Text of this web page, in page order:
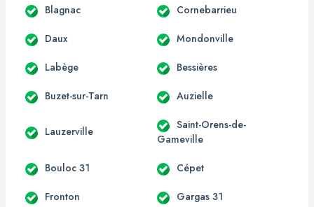
Blagnac Cornebarrieu
Daux Mondonville
Labège Bessières
Buzet-sur-Tarn Auzielle
Lauzerville
Saint-Orens-de-
Gameville
Bouloc 31 Cépet
Fronton Gargas 31